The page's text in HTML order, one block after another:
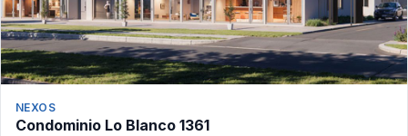
NEXOS
Condominio Lo Blanco 1361